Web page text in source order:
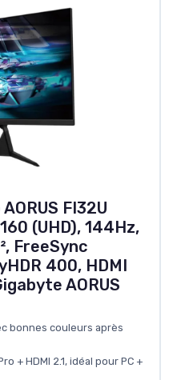
FI32U
(UHD), 144Hz,
FreeSync
400, HDMI
AORUS
bonnes couleurs après
+ HDMI 2.1, idéal pour PC +